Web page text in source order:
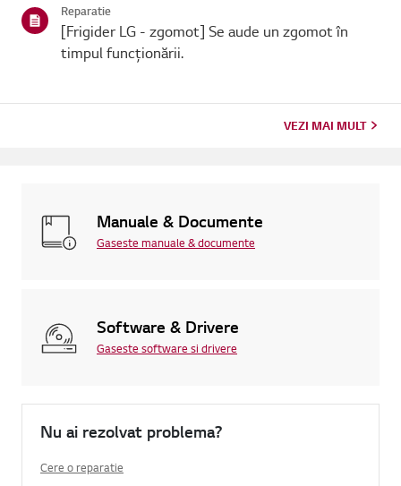
Reparatie
[Frigider LG - zgomot] Se aude un zgomot în
timpul funcționării.
VEZI MAI MULT
Manuale & Documente
Gaseste manuale & documente
Software & Drivere
Gaseste software si drivere
Nu ai rezolvat problema?
Cere o reparatie